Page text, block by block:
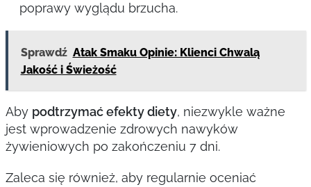
poprawy wyglądu brzucha.
Sprawdź Atak Smaku Opinie: Klienci Chwalą
Jakość i Świeżość
Aby podtrzymać efekty diety, niezwykle ważne
jest wprowadzenie zdrowych nawyków
żywieniowych po zakończeniu 7 dni.
Zaleca się również, aby regularnie oceniać